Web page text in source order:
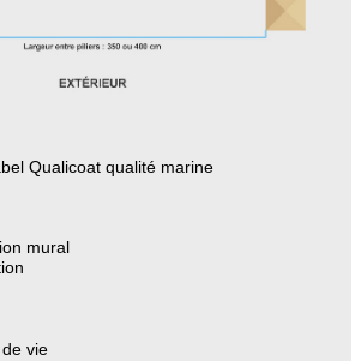
Qualicoat qualité marine
mural
vie